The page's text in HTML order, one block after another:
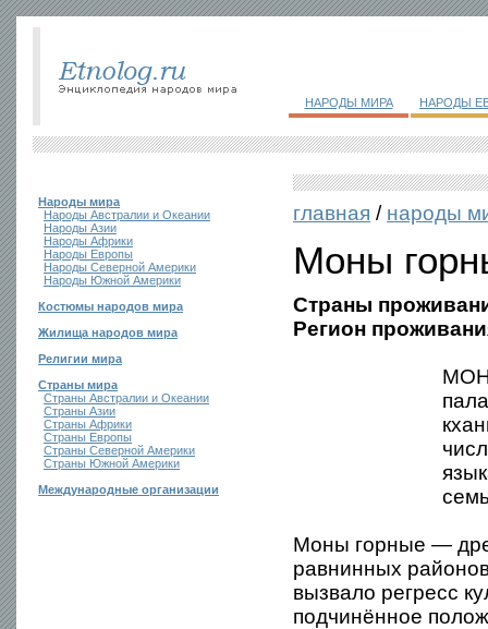
НАРОДЫ МИРА НАРОДЫ
Народы мира
Народы Австралии и Океании
Народы Азии
Народы Африки
Народы Европы
Народы Северной Америки
Народы Южной Америки
Костюмы народов мира
Жилища народов мира
Религии мира
Страны мира
Страны Австралии и Океании
Страны Азии
Страны Африки
Страны Европы
Страны Северной Америки
Страны Южной Америки
Международные организации
главная / народы
Моны
Страны
Регион
Моны горные —
равнинных
вызвало регресс
подчинённое